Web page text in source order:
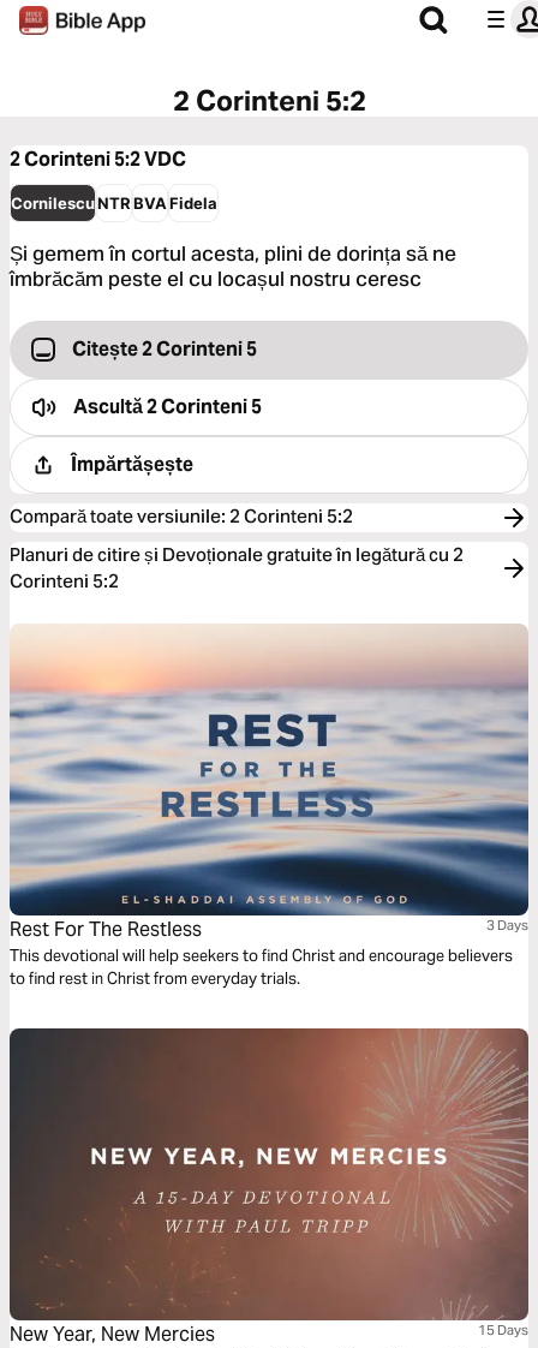
2 Corinteni 5:2
2 Corinteni 5:2VDC
CornilescuNTRBVAFidela
Și gemem în cortul acesta, plini de dorința să ne
îmbrăcăm peste el cu locașul nostru ceresc
Citește 2 Corinteni 5
Ascultă2 Corinteni 5
Împărtășește
Compară toate versiunile: 2 Corinteni 5:2
Planuri de citire și Devoționale gratuite în legătură cu 2
Corinteni 5:2
Rest For The Restless 3 Days
This devotional will help seekers to find Christ and encourage believers
to find rest in Christ from everyday trials.
New Year, New Mercies 15 Days